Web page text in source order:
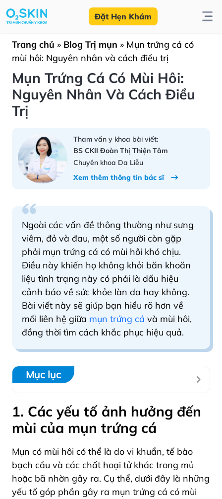
Đặt Hẹn Khám
Trang chủ » Blog Trị mụn » Mụn trứng cá có
mùi hôi: Nguyên nhân và cách điều trị
Mụn Trứng Cá Có Mùi Hôi:
Nguyên Nhân Và Cách Điều
Trị
Tham vấn y khoa bài viết:
BS CKII Đoàn Thị Thiện Tâm
Chuyên khoa Da Liễu
Xem thêm thông tin bác sĩ
Ngoài các vấn đề thông thường như sưng
viêm, đỏ và đau, một số người còn gặp
phải mụn trứng cá có mùi hôi khó chịu.
Điều này khiến họ không khỏi băn khoăn
liệu tình trạng này có phải là dấu hiệu
cảnh báo về sức khỏe làn da hay không.
Bài viết này sẽ giúp bạn hiểu rõ hơn về
mối liên hệ giữa mụn trứng cá và mùi hôi,
đồng thời tìm cách khắc phục hiệu quả.
Mục lục
1. Các yếu tố ảnh hưởng đến
mùi của mụn trứng cá
Mụn có mùi hôi có thể là do vi khuẩn, tế bào
bạch cầu và các chất hoại tử khác trong mủ
hoặc bã nhờn gây ra. Cụ thể, dưới đây là những
yếu tố góp phần gây ra mụn trứng cá có mùi